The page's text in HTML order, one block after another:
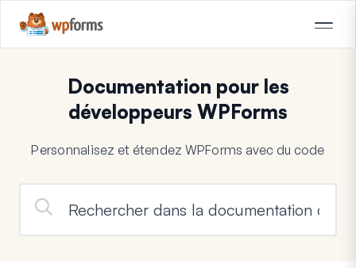
Documentation pour les
développeurs WPForms
Personnalisez et étendez WPForms avec du code